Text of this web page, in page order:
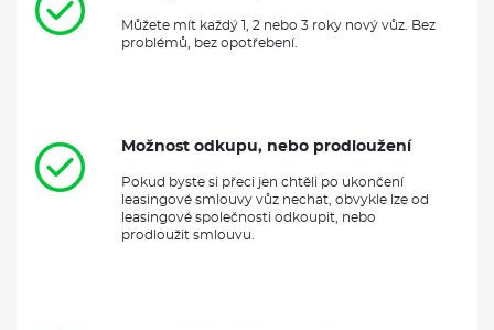
Můžete mít každý 1, 2 nebo 3 roky nový vůz. Bez
problémů, bez opotřebení.
Možnost odkupu, nebo prodloužení
Pokud byste si přeci jen chtěli po ukončení
leasingové smlouvy vůz nechat, obvykle lze od
leasingové společnosti odkoupit, nebo
prodloužit smlouvu.